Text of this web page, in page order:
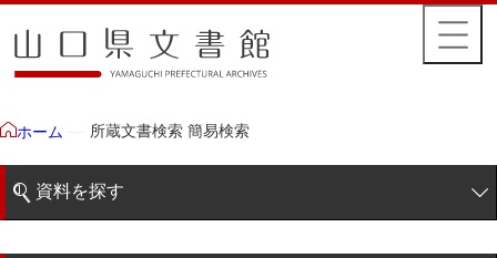
ホーム 所蔵文書検索 簡易検索
資料を探す